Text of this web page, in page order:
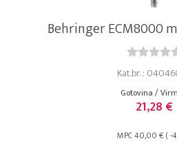
Behringer ECM8000
Kat.br. :
Gotovina /
21,28 €
MPC 40,00 € ( -